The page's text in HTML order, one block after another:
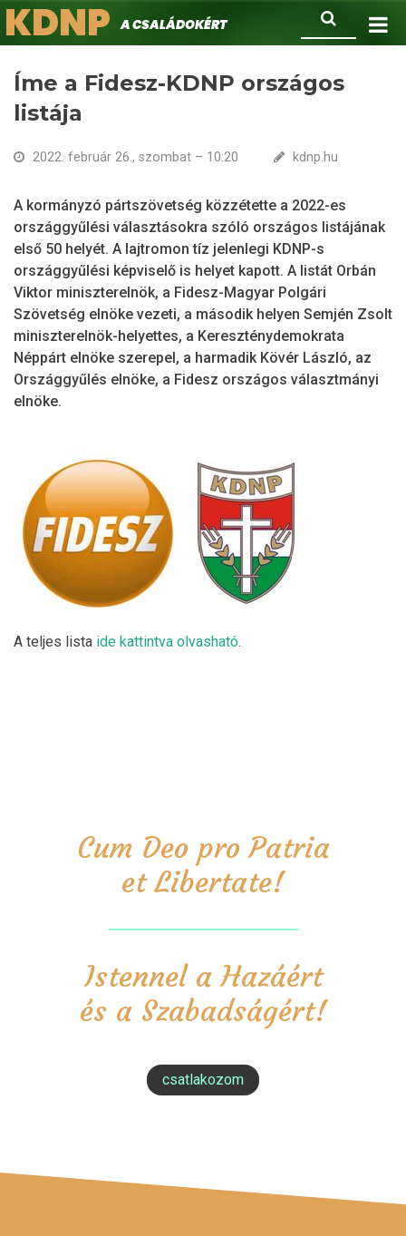
Ugrás
a
Keresés
KDNPA családokért.
Íme a Fidesz-KDNP országos
listája
2022. február 26., szombat – 10:20 kdnp.hu
A kormányzó pártszövetség közzétette a 2022-es
országgyűlési választásokra szóló országos listájának
első 50 helyét. A lajtromon tíz jelenlegi KDNP-s
országgyűlési képviselő is helyet kapott. A listát Orbán
Viktor miniszterelnök, a Fidesz-Magyar Polgári
Szövetség elnöke vezeti, a második helyen Semjén Zsolt
miniszterelnök-helyettes, a Kereszténydemokrata
Néppárt elnöke szerepel, a harmadik Kövér László, az
Országgyűlés elnöke, a Fidesz országos választmányi
elnöke.
A teljes lista ide kattintva olvasható.
Cum Deo pro Patria
et Libertate!
Istennel a Hazáért
és a Szabadságért!
csatlakozom